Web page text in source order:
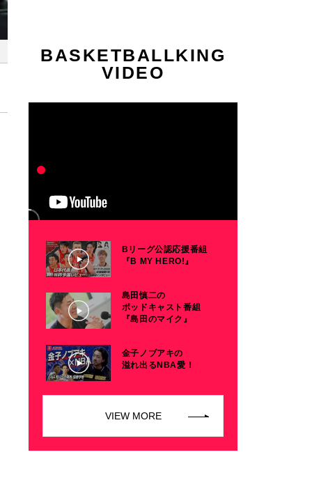
BASKETBALLKING
VIDEO
Bリーグ公認応援番組
『B MY HERO!』
島田慎二の
ポッドキャスト番組
『島田のマイク』
金子ノブアキの
溢れ出るNBA愛！
VIEW MORE